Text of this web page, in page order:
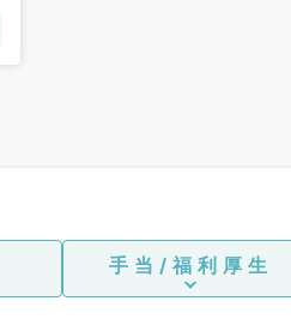
手当/福利厚生